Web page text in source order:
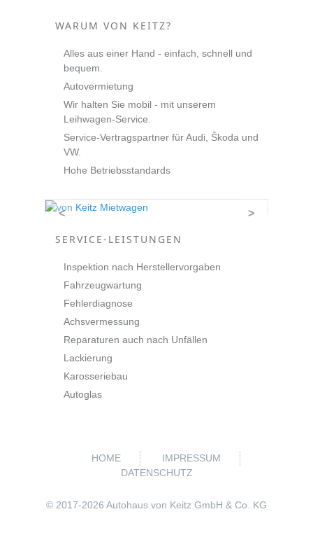
WARUM VON KEITZ?
Alles aus einer Hand - einfach, schnell und
bequem.
Autovermietung
Wir halten Sie mobil - mit unserem
Leihwagen-Service.
Service-Vertragspartner für Audi, Škoda und
VW.
Hohe Betriebsstandards
< >
SERVICE-LEISTUNGEN
Inspektion nach Herstellervorgaben
Fahrzeugwartung
Fehlerdiagnose
Achsvermessung
Reparaturen auch nach Unfällen
Lackierung
Karosseriebau
Autoglas
HOME
IMPRESSUM
DATENSCHUTZ
© 2017-2026 Autohaus von Keitz GmbH & Co. KG